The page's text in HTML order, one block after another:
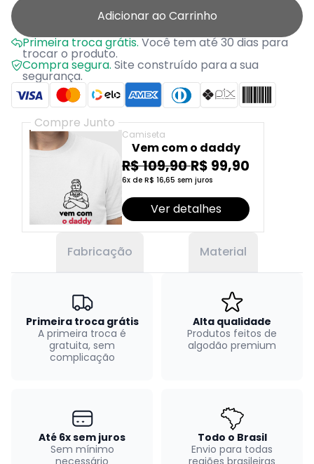
Adicionar ao Carrinho
Primeira troca grátis.Você tem até 30 dias para
trocar o produto.
Compra segura. Site construído para a sua
segurança.
Compre Junto
Camiseta
Vem com o daddy
R$ 109,90 R$ 99,90
6x de R$ 16,65 sem juros
Ver detalhes
Fabricação Material
Primeira troca grátis
A primeira troca é
gratuita, sem
complicação
Alta qualidade
Produtos feitos de
algodão premium
Até 6x sem juros
Sem mínimo
Todo o Brasil
Envio para todas